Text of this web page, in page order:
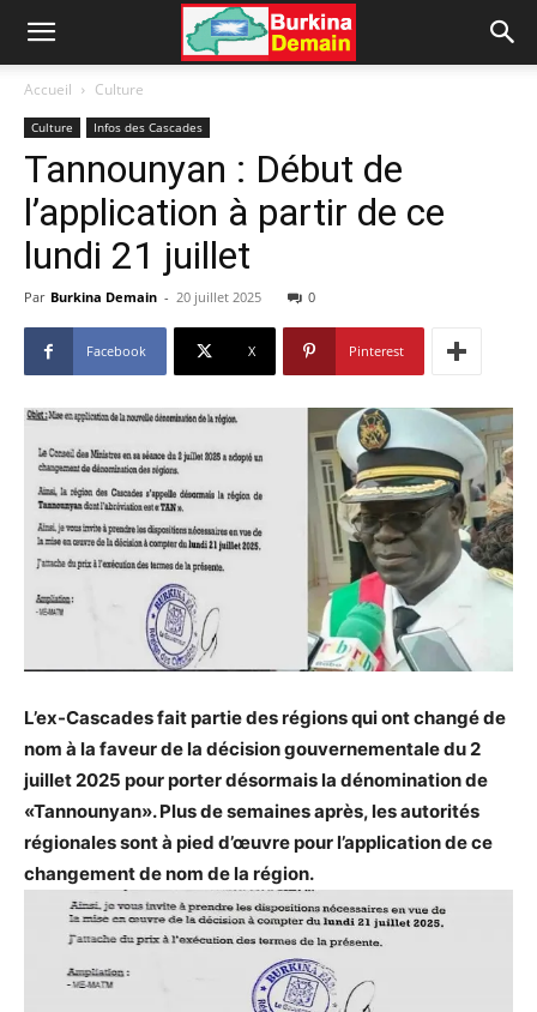
Accueil Culture
Culture Infos des Cascades
Tannounyan : Début de
l’application à partir de ce
lundi 21 juillet
Par Burkina Demain - 20 juillet 2025 0
Facebook X Pinterest
L’ex-Cascades fait partie des régions qui ont changé de
nom à la faveur de la décision gouvernementale du 2
juillet 2025 pour porter désormais la dénomination de
«Tannounyan». Plus de semaines après, les autorités
régionales sont à pied d’œuvre pour l’application de ce
changement de nom de la région.